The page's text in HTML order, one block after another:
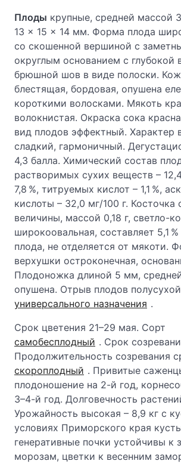
Плоды крупные, средней массой
13 × 15 × 14 мм. Форма плода
со скошенной вершиной с
округлым основанием с глубокой
брюшной шов в виде полоски.
блестящая, бордовая, опушена
короткими волосками. Мякоть
волокнистая. Окраска сока
вид плодов эффектный. Характер
сладкий, гармоничный.
4,3 балла. Химический состав
растворимых сухих веществ –
7,8 %, титруемых кислот – 1,1 %,
кислоты – 32,0 мг/100 г. Косточка
величины, массой 0,18 г, светло-
широкоовальная, составляет 5,1
плода, не отделяется от мякоти.
верхушки остроконечная,
Плодоножка длиной 5 мм,
опушена. Отрыв плодов
универсального назначения .
Срок цветения 21–29 мая. Сорт
самобесплодный . Срок
Продолжительность созревания
скороплодный . Привитые
плодоношение на 2-й год,
3–4-й год. Долговечность
Урожайность высокая – 8,9 кг с
условиях Приморского края
генеративные почки устойчивы к
морозам, цветки к весенним